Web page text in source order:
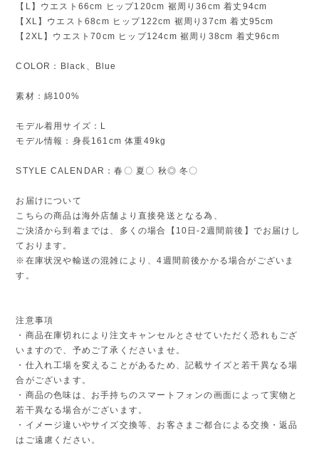
【L】ウエスト66cm ヒップ120cm 裾周り36cm 着丈94cm
【XL】ウエスト68cm ヒップ122cm 裾周り37cm 着丈95cm
【2XL】ウエスト70cm ヒップ124cm 裾周り38cm 着丈96cm
COLOR：Black、Blue
素材：綿100%
モデル着用サイズ：L
モデル情報：身長161cm 体重49kg
STYLE CALENDAR：春〇 夏〇 秋◎ 冬〇
お届けについて
こちらの商品は海外店舗より直接発送となる為、
ご決済から到着までは、多くの場合【10日-2週間前後】でお届けし
ております。
※在庫状況や輸送の混雑により、4週間前後かかる場合がございま
す。
注意事項
・商品在庫切れにより注文キャンセルとさせていただく恐れもござ
いますので、予めご了承くださいませ。
・仕入れ工場を変えることがあるため、記載サイズと若干異なる場
合がございます。
・商品の色味は、お手持ちのスマートフォンの画面によって実物と
若干異なる場合がございます。
・イメージ違いやサイズ交換等、お客さまご都合による交換・返品
はご遠慮ください。